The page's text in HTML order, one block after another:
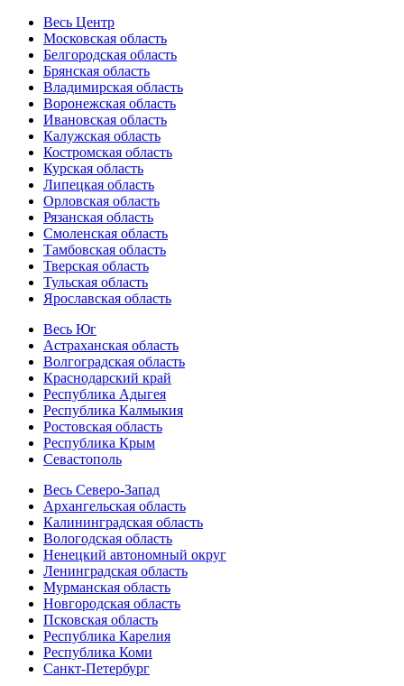
Весь Центр
Московская область
Белгородская область
Брянская область
Владимирская область
Воронежская область
Ивановская область
Калужская область
Костромская область
Курская область
Липецкая область
Орловская область
Рязанская область
Смоленская область
Тамбовская область
Тверская область
Тульская область
Ярославская область
Весь Юг
Астраханская область
Волгоградская область
Краснодарский край
Республика Адыгея
Республика Калмыкия
Ростовская область
Республика Крым
Севастополь
Весь Северо-Запад
Архангельская область
Калининградская область
Вологодская область
Ненецкий автономный округ
Ленинградская область
Мурманская область
Новгородская область
Псковская область
Республика Карелия
Республика Коми
Санкт-Петербург